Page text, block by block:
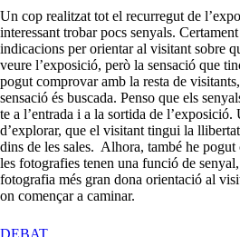
Un cop realitzat tot el recurregut de
interessant trobar pocs senyals.
indicacions per orientar al visitant sobre
veure l’exposició, però la sensació que
pogut comprovar amb la resta de
sensació és buscada. Penso que els
te a l’entrada i a la sortida de l’exposició.
d’explorar, que el visitant tingui la
dins de les sales. Alhora, també he
les fotografies tenen una funció de
fotografia més gran dona orientació al
on començar a caminar.
DEBATA